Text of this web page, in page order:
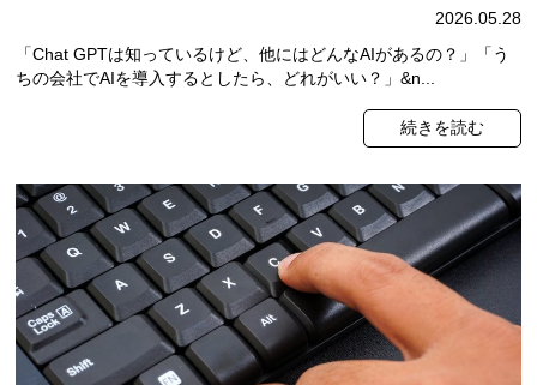
2026.05.28
「Chat GPTは知っているけど、他にはどんなAIがあるの？」「う
ちの会社でAIを導入するとしたら、どれがいい？」&n...
続きを読む